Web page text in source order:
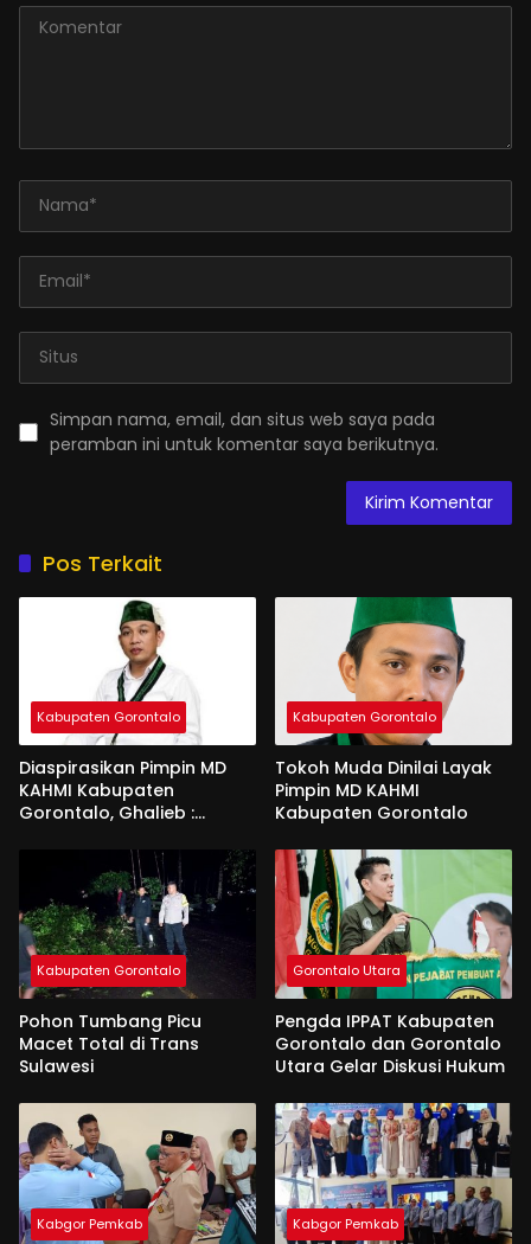
Simpan nama, email, dan situs web saya pada
peramban ini untuk komentar saya berikutnya.
Pos Terkait
Kabupaten Gorontalo
Diaspirasikan Pimpin MD
KAHMI Kabupaten
Gorontalo, Ghalieb :
Kabupaten Gorontalo
Tokoh Muda Dinilai Layak
Pimpin MD KAHMI
Kabupaten Gorontalo
Kabupaten Gorontalo
Pohon Tumbang Picu
Macet Total di Trans
Sulawesi
Gorontalo Utara
Pengda IPPAT Kabupaten
Gorontalo dan Gorontalo
Utara Gelar Diskusi Hukum
Kabgor Pemkab Kabgor Pemkab